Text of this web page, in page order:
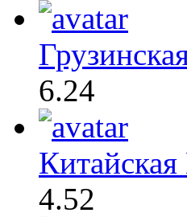
6.24
4.52